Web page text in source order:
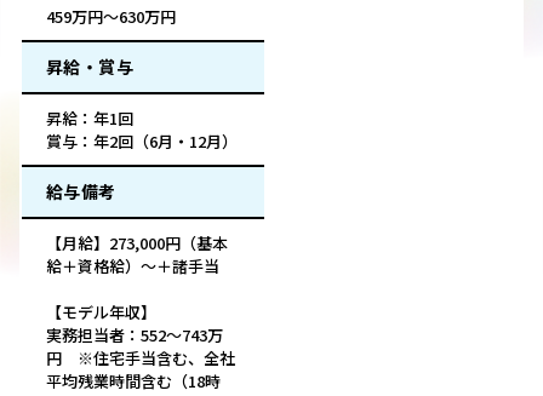
459万円～630万円
昇給・賞与
昇給：年1回
賞与：年2回（6月・12月）
給与備考
【月給】273,000円（基本
給＋資格給）〜＋諸手当
【モデル年収】
実務担当者：552〜743万
円 ※住宅手当含む、全社
平均残業時間含む（18時